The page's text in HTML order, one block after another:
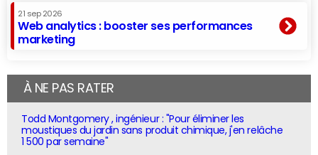
21 sep 2026
Web analytics : booster ses performances
marketing
À NE PAS RATER
Todd Montgomery , ingénieur : "Pour éliminer les
moustiques du jardin sans produit chimique, j'en relâche
1 500 par semaine"